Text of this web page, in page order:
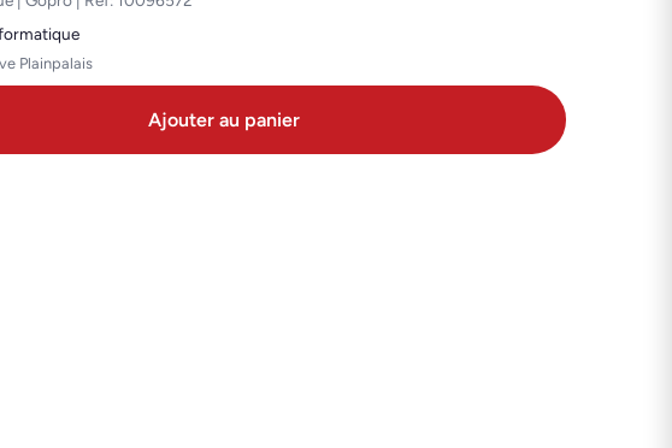
Plainpalais
Ajouter au panier